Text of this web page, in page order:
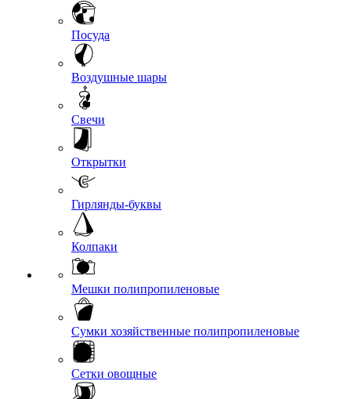
Посуда
Воздушные шары
Свечи
Открытки
Гирлянды-буквы
Колпаки
Мешки полипропиленовые
Сумки хозяйственные полипропиленовые
Сетки овощные